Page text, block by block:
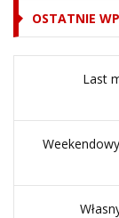
OSTATNIE
Last